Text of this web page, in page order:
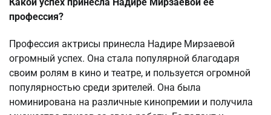
профессия?
Профессия актрисы принесла Надире Мирзаевой
огромный успех. Она стала популярной благодаря
своим ролям в кино и театре, и пользуется огромной
популярностью среди зрителей. Она была
номинирована на различные кинопремии и получила